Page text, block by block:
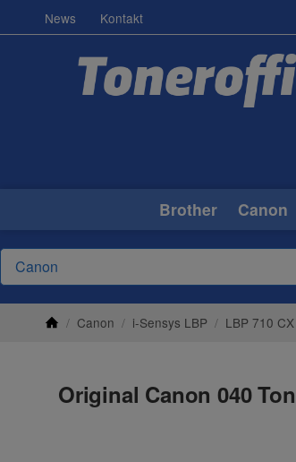
News Kontakt
Brother Canon
/ Canon / i-Sensys LBP / LBP 710 CX
Original Canon 040